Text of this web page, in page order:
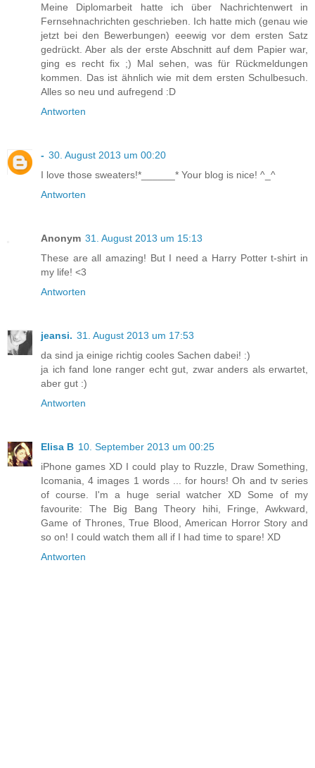
Meine Diplomarbeit hatte ich über Nachrichtenwert in
Fernsehnachrichten geschrieben. Ich hatte mich (genau wie
jetzt bei den Bewerbungen) eeewig vor dem ersten Satz
gedrückt. Aber als der erste Abschnitt auf dem Papier war,
ging es recht fix ;) Mal sehen, was für Rückmeldungen
kommen. Das ist ähnlich wie mit dem ersten Schulbesuch.
Alles so neu und aufregend :D
Antworten
- 30. August 2013 um 00:20
I love those sweaters!*______* Your blog is nice! ^_^
Antworten
Anonym 31. August 2013 um 15:13
These are all amazing! But I need a Harry Potter t-shirt in
my life! <3
Antworten
jeansi. 31. August 2013 um 17:53
da sind ja einige richtig cooles Sachen dabei! :)
ja ich fand lone ranger echt gut, zwar anders als erwartet,
aber gut :)
Antworten
Elisa B 10. September 2013 um 00:25
iPhone games XD I could play to Ruzzle, Draw Something,
Icomania, 4 images 1 words ... for hours! Oh and tv series
of course. I'm a huge serial watcher XD Some of my
favourite: The Big Bang Theory hihi, Fringe, Awkward,
Game of Thrones, True Blood, American Horror Story and
so on! I could watch them all if I had time to spare! XD
Antworten